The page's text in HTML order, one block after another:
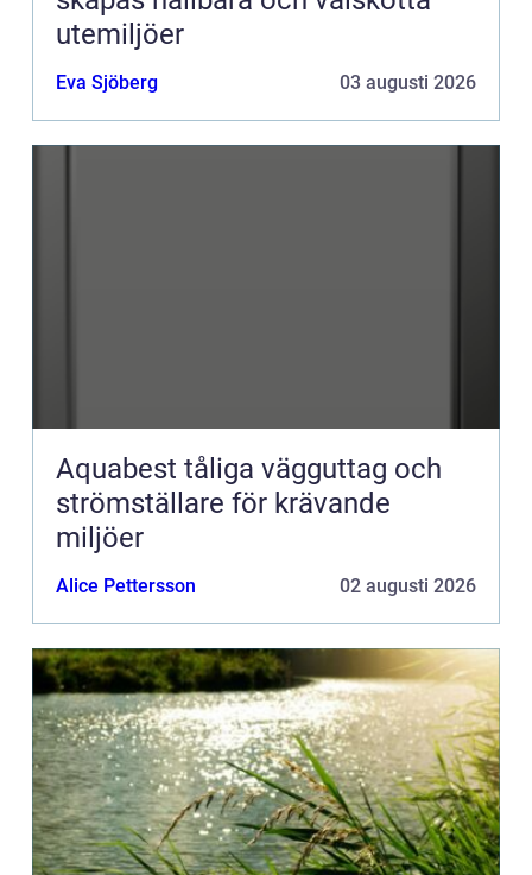
utemiljöer
Eva Sjöberg 03 augusti 2026
Aquabest tåliga vägguttag och
strömställare för krävande
miljöer
Alice Pettersson 02 augusti 2026